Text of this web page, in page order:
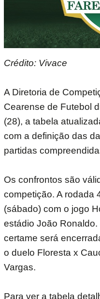
Crédito: Vivace
A Diretoria de
Cearense de Futebol
(28), a tabela
com a definição das
partidas
Os confrontos são
competição. A rodada
(sábado) com o jogo
estádio João
certame será
o duelo Floresta x
Vargas.
Para ver a tabela